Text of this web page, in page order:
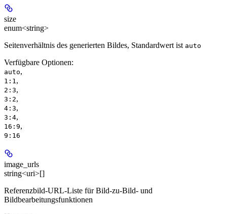
size
enum<string>
Seitenverhältnis des generierten Bildes, Standardwert ist auto
Verfügbare Optionen:
auto,
1:1,
2:3,
3:2,
4:3,
3:4,
16:9,
9:16
image_urls
string<uri>[]
Referenzbild-URL-Liste für Bild-zu-Bild- und
Bildbearbeitungsfunktionen